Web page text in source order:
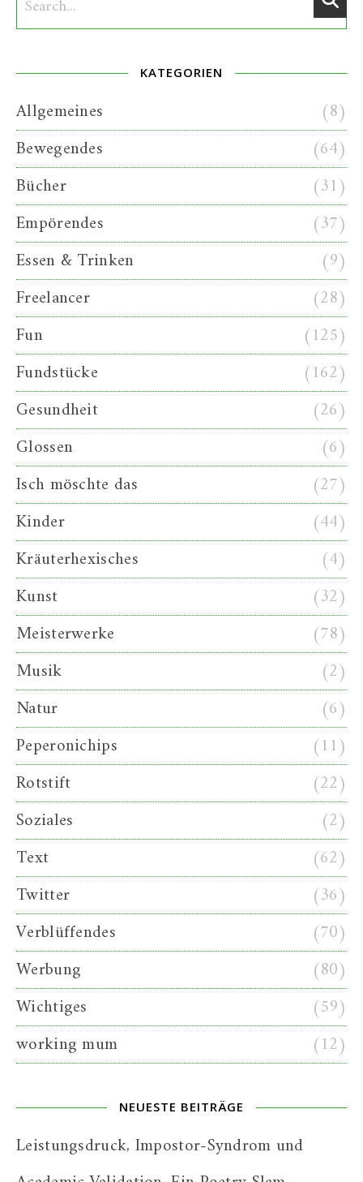
KATEGORIEN
Allgemeines
(8)
Bewegendes
(64)
Bücher
(31)
Empörendes
(37)
Essen & Trinken
(9)
Freelancer
(28)
Fun
(125)
Fundstücke
(162)
Gesundheit
(26)
Glossen
(6)
Isch möschte das
(27)
Kinder
(44)
Kräuterhexisches
(4)
Kunst
(32)
Meisterwerke
(78)
Musik
(2)
Natur
(6)
Peperonichips
(11)
Rotstift
(22)
Soziales
(2)
Text
(62)
Twitter
(36)
Verblüffendes
(70)
Werbung
(80)
Wichtiges
(59)
working mum
(12)
NEUESTE BEITRÄGE
Leistungsdruck, Impostor-Syndrom und